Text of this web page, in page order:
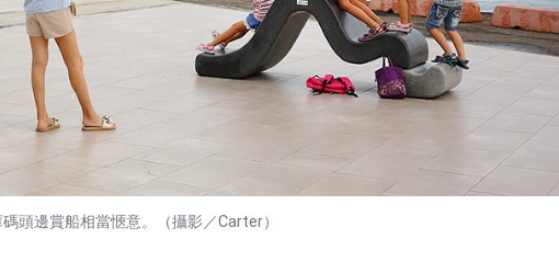
頭邊賞船相當愜意。（攝影／Carter）